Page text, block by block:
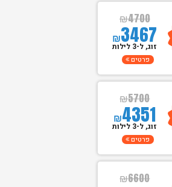
₪4700
₪3467
זוג, ל-3 לילות
פרטים
₪5700
₪4351
זוג, ל-3 לילות
פרטים
₪6600